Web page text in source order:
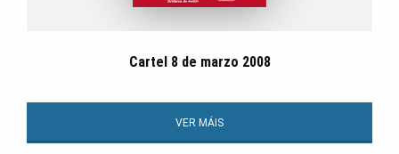
Cartel 8 de marzo 2008
VER MÁIS